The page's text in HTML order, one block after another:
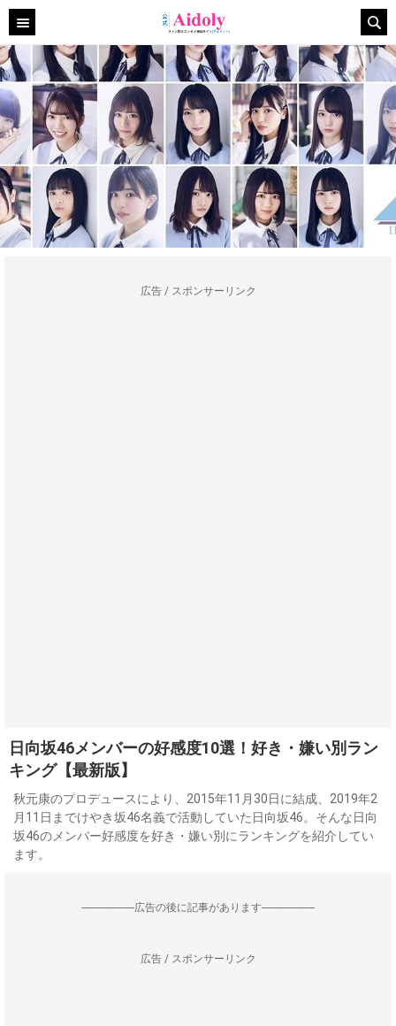
広告 / スポンサーリンク
日向坂46メンバーの好感度10選！好き・嫌い別ラン
キング【最新版】
秋元康のプロデュースにより、2015年11月30日に結成、2019年2
月11日までけやき坂46名義で活動していた日向坂46。そんな日向
坂46のメンバー好感度を好き・嫌い別にランキングを紹介してい
ます。
--------------------広告の後に記事があります--------------------
広告 / スポンサーリンク